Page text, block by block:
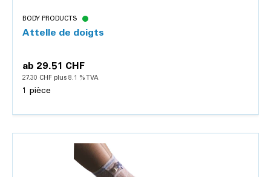
BODY PRODUCTS
Attelle de doigts
ab 29.51 CHF
27.30 CHF plus 8.1 % TVA
1 pièce